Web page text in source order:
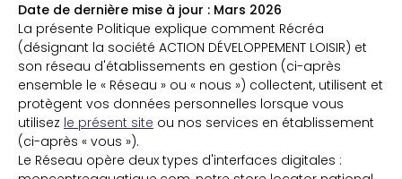
Date de dernière mise à jour : Mars 2026
La présente Politique explique comment Récréa
(désignant la société ACTION DÉVELOPPEMENT LOISIR) et
son réseau d'établissements en gestion (ci-après
ensemble le « Réseau » ou « nous ») collectent, utilisent et
protègent vos données personnelles lorsque vous
utilisez le présent site ou nos services en établissement
(ci-après « vous »).
Le Réseau opère deux types d'interfaces digitales :